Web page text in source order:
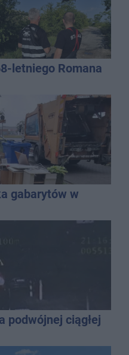
letniego Romana
gabarytów w
podwójnej ciągłej